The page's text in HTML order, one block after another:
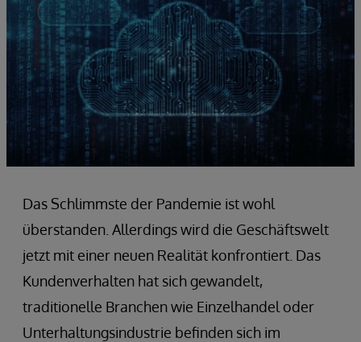
Das Schlimmste der Pandemie ist wohl
überstanden. Allerdings wird die Geschäftswelt
jetzt mit einer neuen Realität konfrontiert. Das
Kundenverhalten hat sich gewandelt,
traditionelle Branchen wie Einzelhandel oder
Unterhaltungsindustrie befinden sich im